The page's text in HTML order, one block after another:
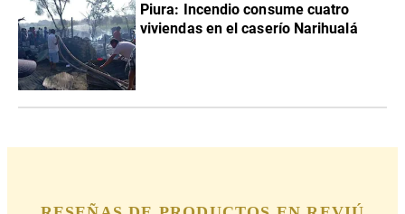
Piura: Incendio consume cuatro
viviendas en el caserío Narihualá